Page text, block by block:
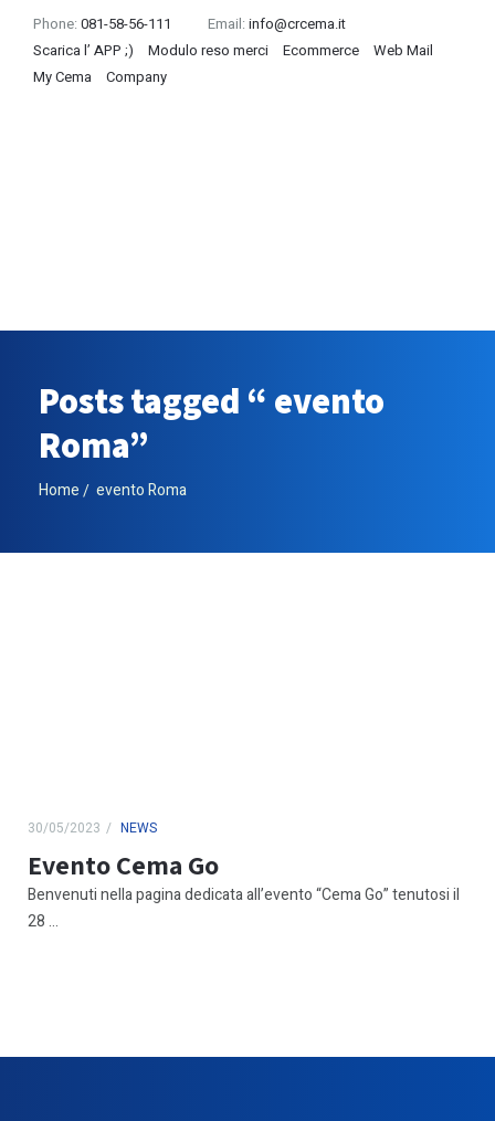
Phone: 081-58-56-111 Email: info@crcema.it
Scarica l’ APP ;)
Modulo reso merci Ecommerce
Web Mail
My Cema
Company
Posts tagged “ evento
Roma”
Home evento Roma
30/05/2023 NEWS
Evento Cema Go
Benvenuti nella pagina dedicata all’evento “Cema Go” tenutosi il
28 ...